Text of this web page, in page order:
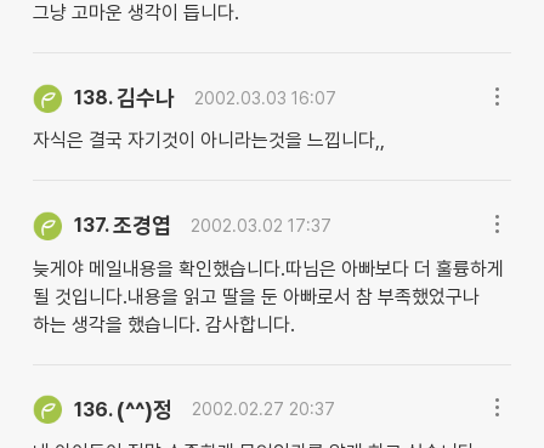
그냥 고마운 생각이 듭니다.
138.김수나 2002.03.03 16:07
자식은 결국 자기것이 아니라는것을 느낍니다,,
137.조경엽 2002.03.02 17:37
늦게야 메일내용을 확인했습니다.따님은 아빠보다 더 훌륭하게
될 것입니다.내용을 읽고 딸을 둔 아빠로서 참 부족했었구나
하는 생각을 했습니다. 감사합니다.
136. (^^)정 2002.02.27 20:37